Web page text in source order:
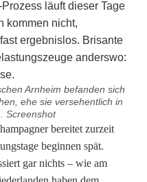
Arnheim befanden sich
ehe sie versehentlich in
Screenshot
bereitet zurzeit
beginnen spät.
gar nichts – wie am